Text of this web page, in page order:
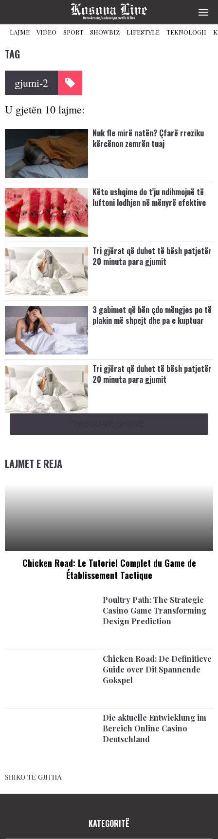
LAJME VIDEO SPORT SHOWBIZ LIFESTYLE TEKNOLOGJI
TAG
gjumi-2
U gjetën 10 lajme:
Nuk fle mirë natën? Çfarë rreziku
kërcënon zemrën tuaj
Këto ushqime do t’ju ndihmojnë të
luftoni lodhjen në mënyrë efektive
Tri gjërat që duhet të bësh patjetër
20 minuta para gjumit
3 gabimet që bën çdo mëngjes po të
plakin më shpejt dhe pa e kuptuar
Tri gjërat që duhet të bësh patjetër
20 minuta para gjumit
LAJMET E REJA
Chicken Road: Le Tutoriel Complet du Game de
Établissement Tactique
Poultry Path: The Strategic
Casino Game Transforming
Design Prediction
Chicken Road: De Definitieve
Guide over Dit Spannende
Gokspel
Die aktuelle Entwicklung im
Bereich Online Casino
Deutschland
SHIKO TË GJITHA
KATEGORITË